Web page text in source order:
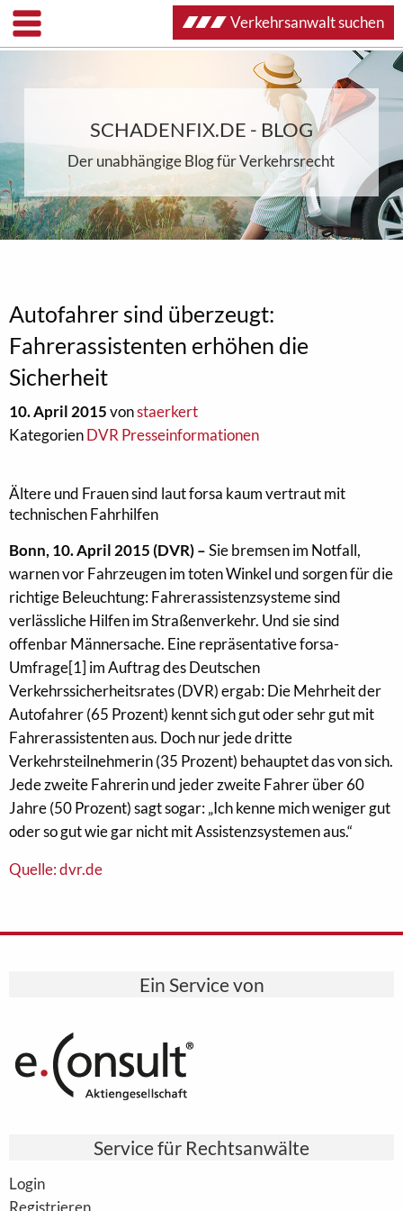
SCHADENFIX.DE - BLOG
Der unabhängige Blog für Verkehrsrecht
Autofahrer sind überzeugt:
Fahrerassistenten erhöhen die
Sicherheit
10. April 2015vonstaerkert
KategorienDVR Presseinformationen
Ältere und Frauen sind laut forsa kaum vertraut mit
technischen Fahrhilfen
Bonn, 10. April 2015 (DVR) –Sie bremsen im Notfall,
warnen vor Fahrzeugen im toten Winkel und sorgen für die
richtige Beleuchtung: Fahrerassistenzsysteme sind
verlässliche Hilfen im Straßenverkehr. Und sie sind
offenbar Männersache. Eine repräsentative forsa-
Umfrage[1] im Auftrag des Deutschen
Verkehrssicherheitsrates (DVR) ergab: Die Mehrheit der
Autofahrer (65 Prozent) kennt sich gut oder sehr gut mit
Fahrerassistenten aus. Doch nur jede dritte
Verkehrsteilnehmerin (35 Prozent) behauptet das von sich.
Jede zweite Fahrerin und jeder zweite Fahrer über 60
Jahre (50 Prozent) sagt sogar: „Ich kenne mich weniger gut
oder so gut wie gar nicht mit Assistenzsystemen aus.“
Quelle: dvr.de
Ein Service von
Service für Rechtsanwälte
Login
Registrieren
Verkehrsanwalt suchen